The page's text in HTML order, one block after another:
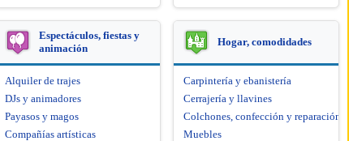
Espectáculos, fiestas y
animación
Alquiler de trajes
DJs y animadores
Payasos y magos
Compañías artísticas
Hogar, comodidades
Carpintería y ebanistería
Cerrajería y llavines
Colchones, confección y reparación de
Muebles